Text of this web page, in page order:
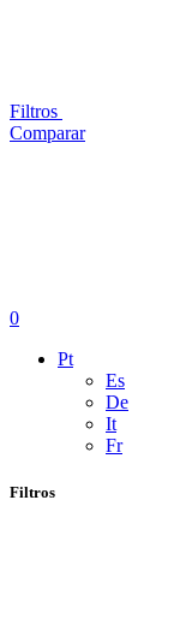
Filtros
Comparar
0
Pt
Es
De
It
Fr
Filtros